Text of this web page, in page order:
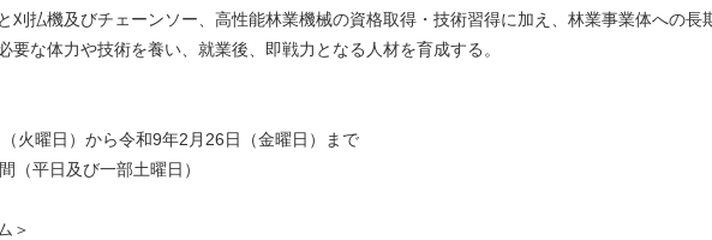
刈払機及びチェーンソー、高性能林業機械の資格取得・技術習得に加え、林業事業体への長
要な体力や技術を養い、就業後、即戦力となる人材を育成する。
火曜日）から令和9年2月26日（金曜日）まで
（平日及び一部土曜日）
＞